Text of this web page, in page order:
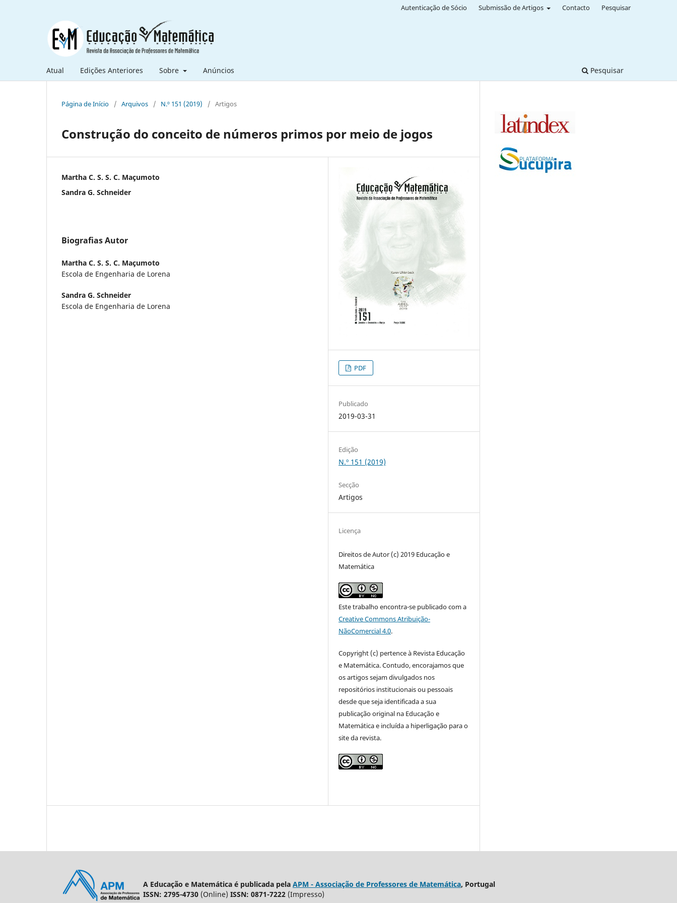
Atual Edições Anteriores Sobre Anúncios Pesquisar
Autenticação de Sócio Submissão de Artigos Contacto Pesquisar
Página de Início / Arquivos / N.º 151 (2019) / Artigos
Construção do conceito de números primos por meio de jogos
Martha C. S. S. C. Maçumoto
Sandra G. Schneider
Biografias Autor
Martha C. S. S. C. Maçumoto
Escola de Engenharia de Lorena
Sandra G. Schneider
Escola de Engenharia de Lorena
PDF
Publicado
2019-03-31
Edição
N.º 151 (2019)
Secção
Artigos
Licença
Direitos de Autor (c) 2019 Educação e
Matemática
Este trabalho encontra-se publicado com a
Creative Commons Atribuição-
NãoComercial 4.0.
Copyright (c) pertence à Revista Educação
e Matemática. Contudo, encorajamos que
os artigos sejam divulgados nos
repositórios institucionais ou pessoais
desde que seja identificada a sua
publicação original na Educação e
Matemática e incluída a hiperligação para o
site da revista.
A Educação e Matemática é publicada pela APM - Associação de Professores de Matemática, Portugal
ISSN: 2795-4730 (Online) ISSN: 0871-7222 (Impresso)